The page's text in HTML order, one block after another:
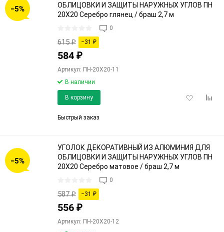
−5%
ОБЛИЦОВКИ И ЗАЩИТЫ НАРУЖНЫХ УГЛОВ ПН
20Х20 Серебро глянец / браш 2,7 м
0
615₽ −31 ₽
584 ₽
Артикул: ПН-20Х20-11
В наличии
Добавить
В корзину
Быстрый заказ
−5%
УГОЛОК ДЕКОРАТИВНЫЙ ИЗ АЛЮМИНИЯ ДЛЯ
ОБЛИЦОВКИ И ЗАЩИТЫ НАРУЖНЫХ УГЛОВ ПН
20Х20 Серебро матовое / браш 2,7 м
0
587₽ −31 ₽
556 ₽
Артикул: ПН-20Х20-12